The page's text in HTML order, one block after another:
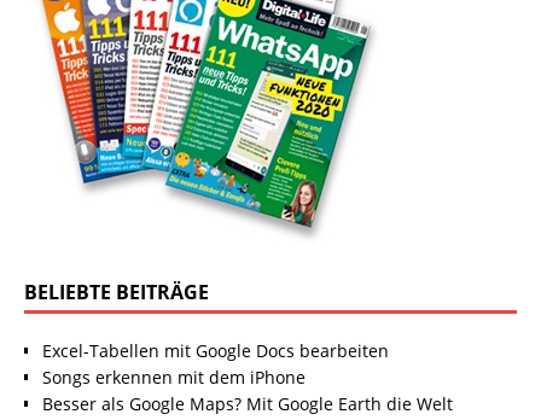
BELIEBTE BEITRÄGE
Excel-Tabellen mit Google Docs bearbeiten
Songs erkennen mit dem iPhone
Besser als Google Maps? Mit Google Earth die Welt